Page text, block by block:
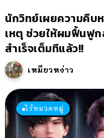
นักวิทย์เผยความคืบ
เหตุ ช่วยให้ผมฟื้นฟู
สำเร็จเต็มทีแล้ว!!
เหมียวหง่าว
ไร้หมวดหมู่